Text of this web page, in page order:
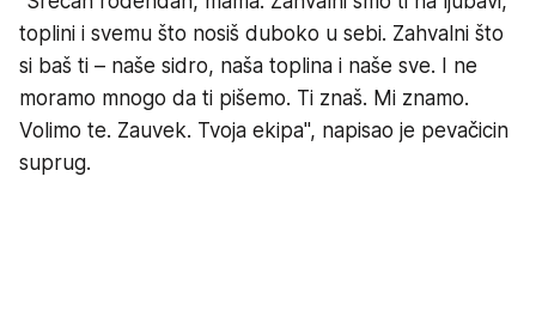
toplini i svemu što nosiš duboko u sebi. Zahvalni što
si baš ti – naše sidro, naša toplina i naše sve. I ne
moramo mnogo da ti pišemo. Ti znaš. Mi znamo.
Volimo te. Zauvek. Tvoja ekipa", napisao je pevačicin
suprug.